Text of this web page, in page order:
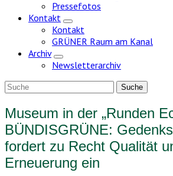
Pressefotos
Kontakt
Zeige
Untermenü
Kontakt
GRÜNER Raum am Kanal
Archiv
Zeige
Untermenü
Newsletterarchiv
Museum in der „Runden
BÜNDISGRÜNE:
fordert zu Recht Qualität
Erneuerung ein